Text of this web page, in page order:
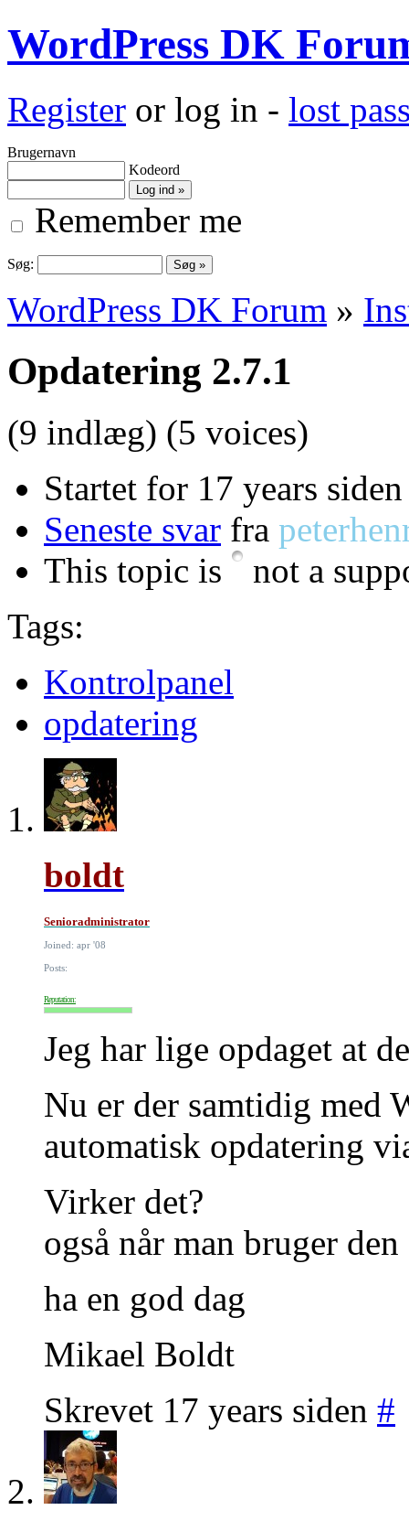
WordPress DK
Register or log in - lost
Brugernavn
Kodeord
Remember me
Søg:
WordPress DK Forum »
Opdatering 2.7.1
(9 indlæg) (5 voices)
Startet for 17 years
Seneste svar fra
This topic is
not a
Tags:
Kontrolpanel
opdatering
boldt
Senioradministrator
Joined: apr '08
Posts:
Reputation:
Jeg har lige opdaget at
Nu er der samtidig med
automatisk opdatering
Virker det?
også når man bruger
ha en god dag
Mikael Boldt
Skrevet 17 years siden #